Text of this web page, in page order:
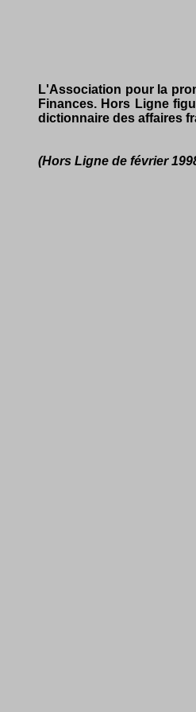
L'Association pour la
Finances. Hors Ligne
dictionnaire des affaires
(Hors Ligne de février